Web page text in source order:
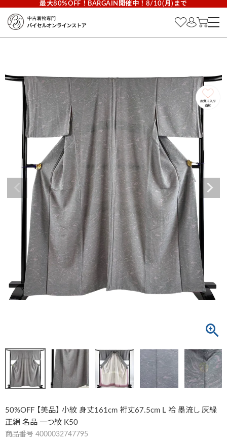
最大80%OFF！BARGAIN開催中！8/10(月)まで
50%OFF 【美品】 小紋 身丈161cm 裄丈67.5cm L 袷 墨流し 灰緑
正絹 名品 一つ紋 K50
商品番号 4000032747795